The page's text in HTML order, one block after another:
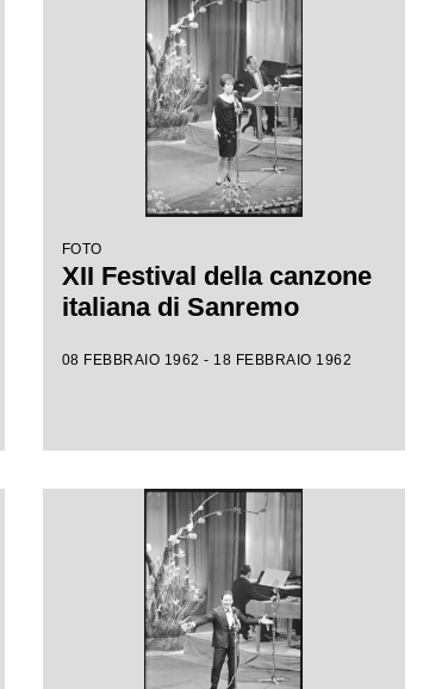
FOTO
XII Festival della canzone
italiana di Sanremo
08 FEBBRAIO 1962 - 18 FEBBRAIO 1962